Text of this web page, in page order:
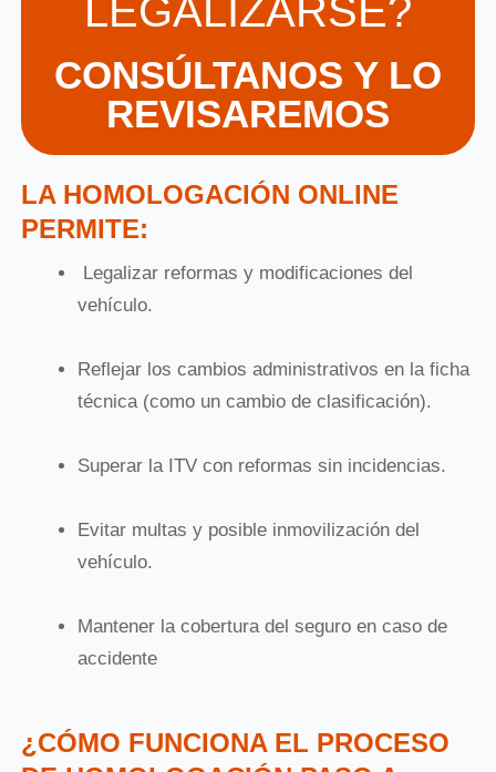
LEGALIZARSE?
CONSÚLTANOS Y LO
REVISAREMOS
LA HOMOLOGACIÓN ONLINE
PERMITE:
Legalizar reformas y modificaciones del
vehículo.
Reflejar los cambios administrativos en la ficha
técnica (como un cambio de clasificación).
Superar la ITV con reformas sin incidencias.
Evitar multas y posible inmovilización del
vehículo.
Mantener la cobertura del seguro en caso de
accidente
¿CÓMO FUNCIONA EL PROCESO